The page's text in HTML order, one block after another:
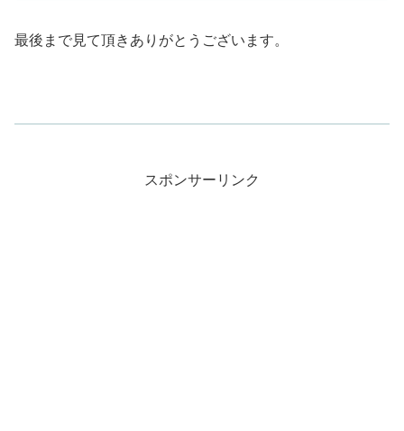
最後まで見て頂きありがとうございます。
スポンサーリンク